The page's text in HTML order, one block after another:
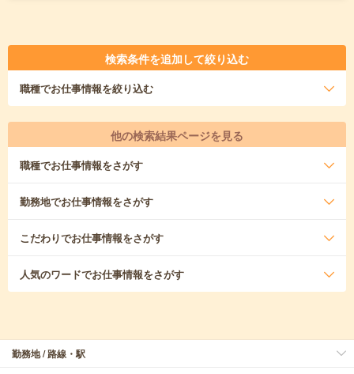
検索条件を追加して絞り込む
職種でお仕事情報を絞り込む
他の検索結果ページを見る
職種でお仕事情報をさがす
勤務地でお仕事情報をさがす
こだわりでお仕事情報をさがす
人気のワードでお仕事情報をさがす
勤務地 / 路線・駅